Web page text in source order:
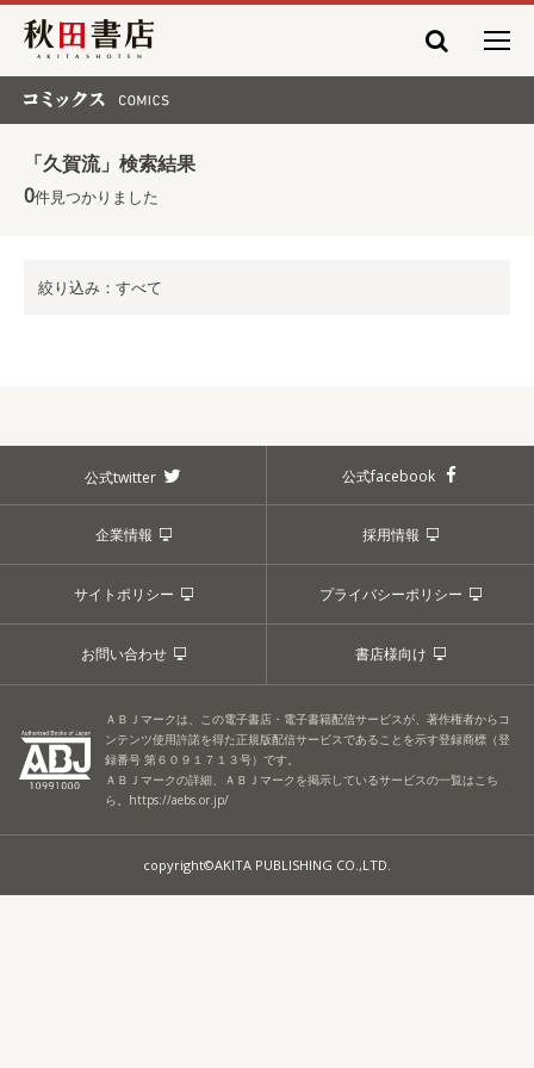
秋田書店
「久賀流」検索結果
0件見つかりました
絞り込み：すべて
公式twitter 公式facebook
企業情報 採用情報
サイトポリシー プライバシーポリシー
お問い合わせ 書店様向け
ＡＢＪマークは、この電子書店・電子書籍配信サービスが、著作権者からコ
ンテンツ使用許諾を得た正規版配信サービスであることを示す登録商標（登
録番号 第６０９１７１３号）です。
ＡＢＪマークの詳細、ＡＢＪマークを掲示しているサービスの一覧はこち
ら。 https://aebs.or.jp/
copyright©AKITA PUBLISHING CO.,LTD.